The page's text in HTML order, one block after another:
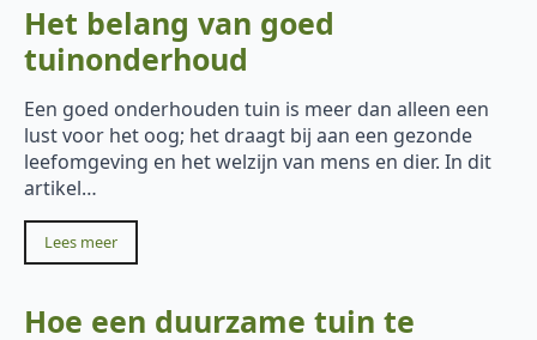
Het belang van goed
tuinonderhoud
Een goed onderhouden tuin is meer dan alleen een
lust voor het oog; het draagt bij aan een gezonde
leefomgeving en het welzijn van mens en dier. In dit
artikel…
Lees meer
Hoe een duurzame tuin te